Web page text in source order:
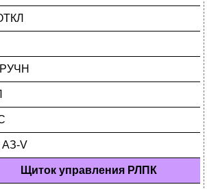
V
Щиток управления РЛПК